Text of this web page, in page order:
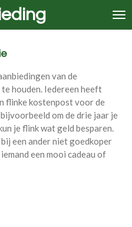
van de
houden. Iedereen heeft
flinke kostenpost voor de
om de drie jaar je
je flink wat geld besparen.
een ander niet goedkoper
een mooi cadeau of